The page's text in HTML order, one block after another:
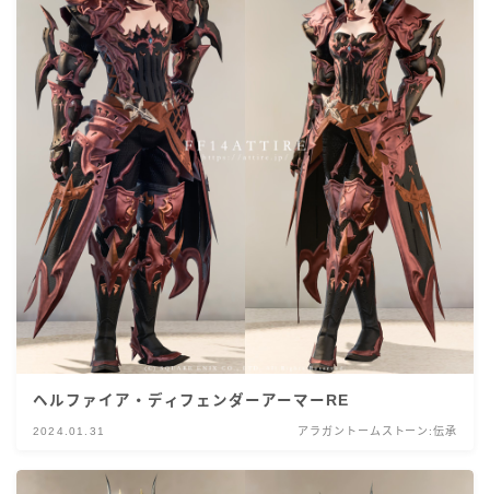
ヘルファイア・ディフェンダーアーマーRE
2024.01.31 アラガントームストーン:伝承